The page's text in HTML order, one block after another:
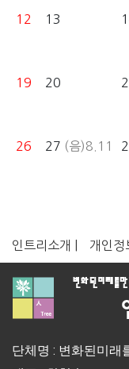
12 13
19 20
26 27 (음)8.11
인트리소개 |
개인정
단체명 : 변화된미래